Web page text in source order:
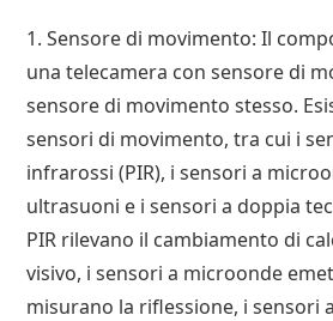
1. Sensore di movimento: Il
una telecamera con sensore di
sensore di movimento stesso.
sensori di movimento, tra cui i
infrarossi (PIR), i sensori a
ultrasuoni e i sensori a doppia
PIR rilevano il cambiamento di
visivo, i sensori a microonde
misurano la riflessione, i sensori